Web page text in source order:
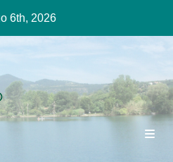
6th, 2026